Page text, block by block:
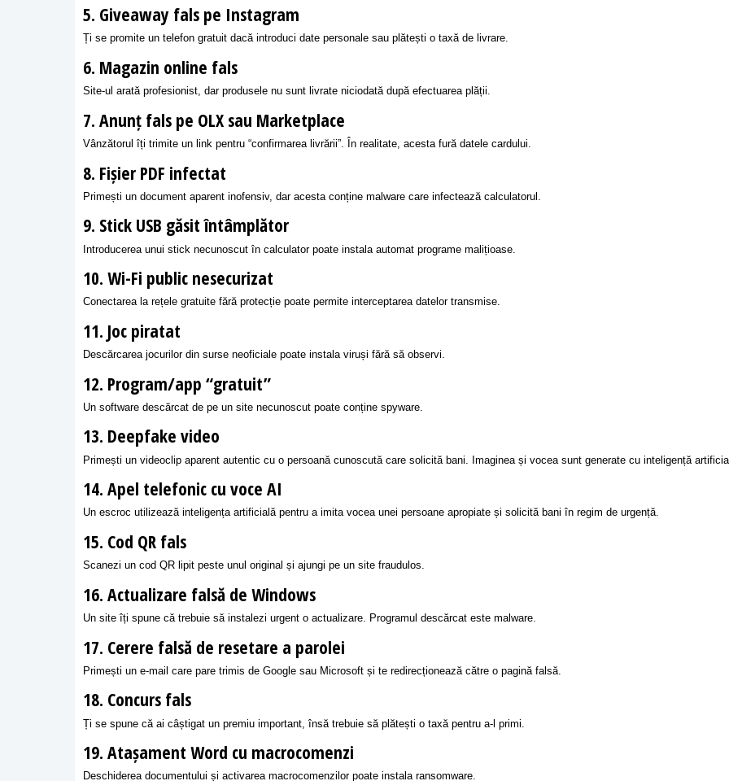
5. Giveaway fals pe Instagram
Ți se promite un telefon gratuit dacă introduci date personale sau plătești o taxă de livrare.
6. Magazin online fals
Site-ul arată profesionist, dar produsele nu sunt livrate niciodată după efectuarea plății.
7. Anunț fals pe OLX sau Marketplace
Vânzătorul îți trimite un link pentru “confirmarea livrării”. În realitate, acesta fură datele cardului.
8. Fișier PDF infectat
Primești un document aparent inofensiv, dar acesta conține malware care infectează calculatorul.
9. Stick USB găsit întâmplător
Introducerea unui stick necunoscut în calculator poate instala automat programe malițioase.
10. Wi-Fi public nesecurizat
Conectarea la rețele gratuite fără protecție poate permite interceptarea datelor transmise.
11. Joc piratat
Descărcarea jocurilor din surse neoficiale poate instala viruși fără să observi.
12. Program/app “gratuit”
Un software descărcat de pe un site necunoscut poate conține spyware.
13. Deepfake video
Primești un videoclip aparent autentic cu o persoană cunoscută care solicită bani. Imaginea și vocea sunt generate cu inteligență
14. Apel telefonic cu voce AI
Un escroc utilizează inteligența artificială pentru a imita vocea unei persoane apropiate și solicită bani în regim de urgență.
15. Cod QR fals
Scanezi un cod QR lipit peste unul original și ajungi pe un site fraudulos.
16. Actualizare falsă de Windows
Un site îți spune că trebuie să instalezi urgent o actualizare. Programul descărcat este malware.
17. Cerere falsă de resetare a parolei
Primești un e-mail care pare trimis de Google sau Microsoft și te redirecționează către o pagină falsă.
18. Concurs fals
Ți se spune că ai câștigat un premiu important, însă trebuie să plătești o taxă pentru a-l primi.
19. Atașament Word cu macrocomenzi
Deschiderea documentului și activarea macrocomenzilor poate instala ransomware.